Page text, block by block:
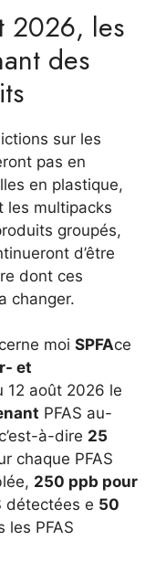
2026, les
des
sur les
pas en
en plastique,
les multipacks
groupés,
d’être
dont ces
changer.
moi SPFAce
et
12 août 2026 le
PFAS au-
à-dire 25
chaque PFAS
250 ppb pour
détectées e 50
les PFAS